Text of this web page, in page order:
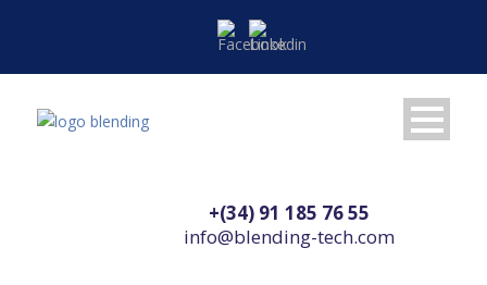
+(34) 91 185 76 55
info@blending-tech.com